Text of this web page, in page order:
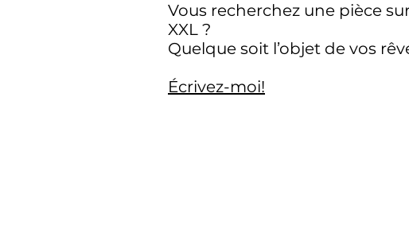
Vous recherchez une pièce
XXL ?
Quelque soit l’objet de vos
Écrivez-moi!